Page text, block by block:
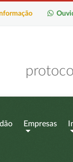
Empresas